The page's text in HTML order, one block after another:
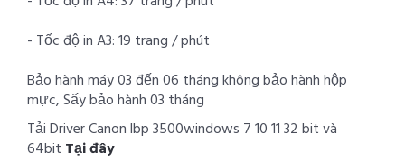
- Tốc độ in A3: 19 trang / phút
Bảo hành máy 03 đến 06 tháng không bảo hành hộp
mực, Sấy bảo hành 03 tháng
Tải Driver Canon lbp 3500windows 7 10 11 32 bit và
64bit Tại đây